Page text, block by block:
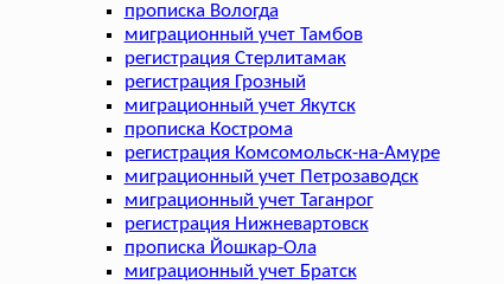
прописка Вологда
миграционный учет Тамбов
регистрация Стерлитамак
регистрация Грозный
миграционный учет Якутск
прописка Кострома
регистрация Комсомольск-на-Амуре
миграционный учет Петрозаводск
миграционный учет Таганрог
регистрация Нижневартовск
прописка Йошкар-Ола
миграционный учет Братск